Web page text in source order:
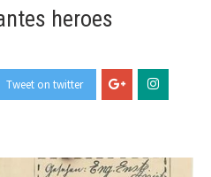
heroes
Tweet on twitter